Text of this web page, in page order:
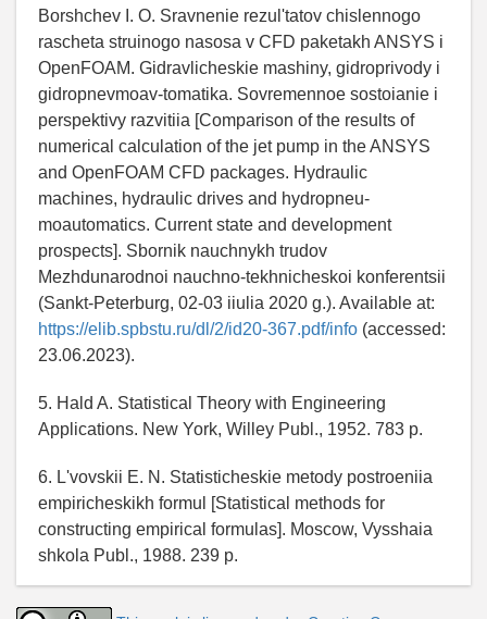
Borshchev I. O. Sravnenie rezul'tatov chislennogo
rascheta struinogo nasosa v CFD paketakh ANSYS i
OpenFOAM. Gidravlicheskie mashiny, gidroprivody i
gidropnevmoav-tomatika. Sovremennoe sostoianie i
perspektivy razvitiia [Comparison of the results of
numerical calculation of the jet pump in the ANSYS
and OpenFOAM CFD packages. Hydraulic
machines, hydraulic drives and hydropneu-
moautomatics. Current state and development
prospects]. Sbornik nauchnykh trudov
Mezhdunarodnoi nauchno-tekhnicheskoi konferentsii
(Sankt-Peterburg, 02-03 iiulia 2020 g.). Available at:
https://elib.spbstu.ru/dl/2/id20-367.pdf/info (accessed:
23.06.2023).
5. Hald A. Statistical Theory with Engineering
Applications. New York, Willey Publ., 1952. 783 p.
6. L'vovskii E. N. Statisticheskie metody postroeniia
empiricheskikh formul [Statistical methods for
constructing empirical formulas]. Moscow, Vysshaia
shkola Publ., 1988. 239 p.